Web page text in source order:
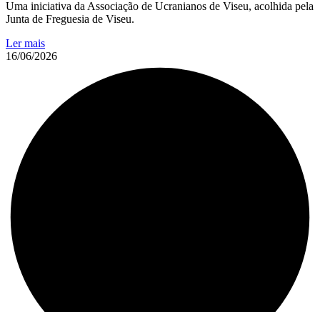
Uma iniciativa da Associação de Ucranianos de Viseu, acolhida pela
Junta de Freguesia de Viseu.
Ler mais
16/06/2026